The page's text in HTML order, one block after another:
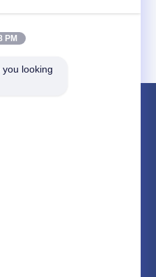
PM
looking